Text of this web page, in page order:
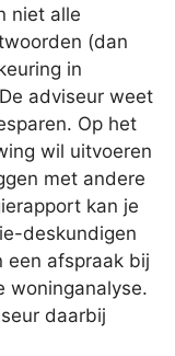
niet alle
(dan
in
adviseur weet
Op het
wil uitvoeren
met andere
kan je
deskundigen
een afspraak bij
woninganalyse.
daarbij